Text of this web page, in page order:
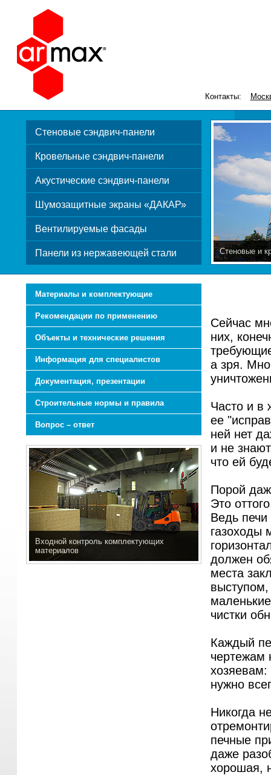
Контакты:
Стеновые сэндвич-панели
Кровельные сэндвич-панели
Акустические сэндвич-панели
Шумозащитные экраны «ДАКАР»
Вентилируемые фасады
Панели из нержавеющей стали Стеновые и
Материалы и комплектующие
Рекомендации по применению
Объекты и технические решения
Информация для специалистов
Документация, презентации
Строительные нормы и правила
Вопрос – ответ
Входной контроль комплектующих
материалов
Сейчас
них,
а зря.
Часто и в
ее
ней нет
и не
что ей
Порой
Это
Ведь печи
газоходы
должен
места
чистки
Каждый
чертежам
хозяевам:
нужно
Никогда
печные
даже
хорошая,